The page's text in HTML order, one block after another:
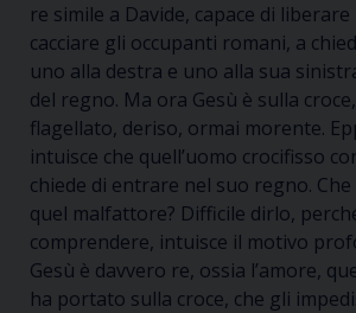
re simile a Davide, capace di liberare
cacciare gli occupanti romani, a
uno alla destra e uno alla sua
del regno. Ma ora Gesù è sulla
flagellato, deriso, ormai morente.
intuisce che quell’uomo crocifisso
chiede di entrare nel suo regno.
quel malfattore? Difficile dirlo,
comprendere, intuisce il motivo
Gesù è davvero re, ossia l’amore,
ha portato sulla croce, che gli